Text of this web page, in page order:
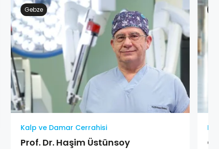
Gebze
Kalp ve Damar Cerrahisi
Prof. Dr. Haşim Üstünsoy